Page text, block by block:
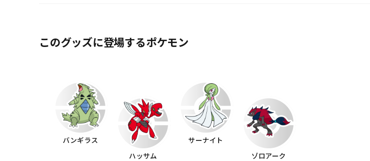
このグッズに登場するポケモン
バンギラス
ハッサム
サーナイト
ゾロアーク